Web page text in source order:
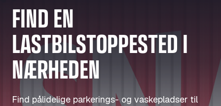
FIND EN
LASTBILSTOPPESTED I
NÆRHEDEN
Find pålidelige parkerings- og vaskepladser til